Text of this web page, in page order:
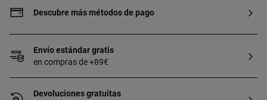
Descubre más métodos de pago
Envío estándar gratis
en compras de +89€
Devoluciones gratuitas